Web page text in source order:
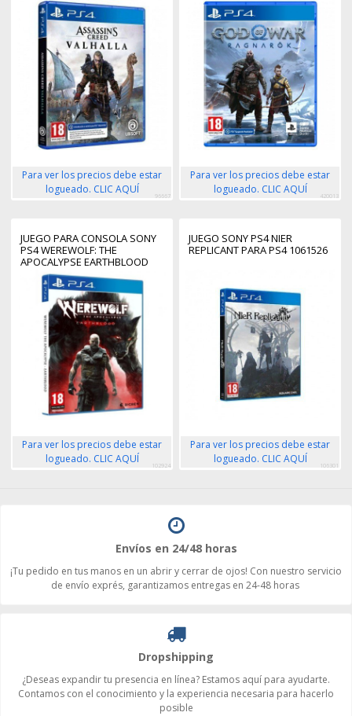
Para ver los precios debe estar
logueado. CLIC AQUÍ
96667
Para ver los precios debe estar
logueado. CLIC AQUÍ
420013
JUEGO PARA CONSOLA SONY
PS4 WEREWOLF: THE
APOCALYPSE EARTHBLOOD
Para ver los precios debe estar
logueado. CLIC AQUÍ
102924
JUEGO SONY PS4 NIER
REPLICANT PARA PS4 1061526
Para ver los precios debe estar
logueado. CLIC AQUÍ
106301
Envíos en 24/48 horas
¡Tu pedido en tus manos en un abrir y cerrar de ojos! Con nuestro servicio
de envío exprés, garantizamos entregas en 24-48 horas
Dropshipping
¿Deseas expandir tu presencia en línea? Estamos aquí para ayudarte.
Contamos con el conocimiento y la experiencia necesaria para hacerlo
posible